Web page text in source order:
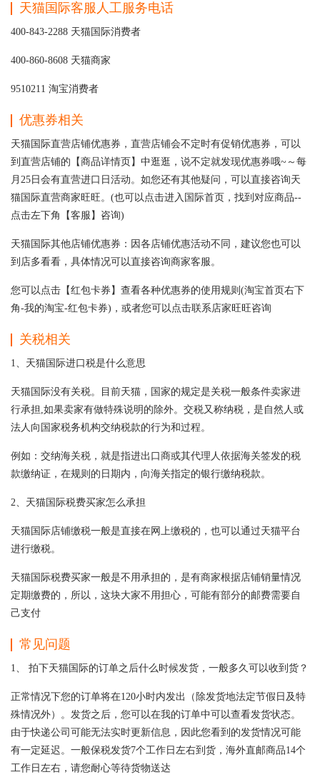
天猫国际客服人工服务电话
400-843-2288 天猫国际消费者
400-860-8608 天猫商家
9510211 淘宝消费者
优惠券相关
天猫国际直营店铺优惠券，直营店铺会不定时有促销优惠券，可以
到直营店铺的【商品详情页】中逛逛，说不定就发现优惠券哦~～每
月25日会有直营进口日活动。如您还有其他疑问，可以直接咨询天
猫国际直营商家旺旺。(也可以点击进入国际首页，找到对应商品--
点击左下角【客服】咨询)
天猫国际其他店铺优惠券：因各店铺优惠活动不同，建议您也可以
到店多看看，具体情况可以直接咨询商家客服。
您可以点击【红包卡券】查看各种优惠券的使用规则(淘宝首页右下
角-我的淘宝-红包卡券)，或者您可以点击联系店家旺旺咨询
关税相关
1、天猫国际进口税是什么意思
天猫国际没有关税。目前天猫，国家的规定是关税一般条件卖家进
行承担,如果卖家有做特殊说明的除外。交税又称纳税，是自然人或
法人向国家税务机构交纳税款的行为和过程。
例如：交纳海关税，就是指进出口商或其代理人依据海关签发的税
款缴纳证，在规则的日期内，向海关指定的银行缴纳税款。
2、天猫国际税费买家怎么承担
天猫国际店铺缴税一般是直接在网上缴税的，也可以通过天猫平台
进行缴税。
天猫国际税费买家一般是不用承担的，是有商家根据店铺销量情况
定期缴费的，所以，这块大家不用担心，可能有部分的邮费需要自
己支付
常见问题
1、 拍下天猫国际的订单之后什么时候发货，一般多久可以收到货？
正常情况下您的订单将在120小时内发出（除发货地法定节假日及特
殊情况外）。发货之后，您可以在我的订单中可以查看发货状态。
由于快递公司可能无法实时更新信息，因此您看到的发货情况可能
有一定延迟。一般保税发货7个工作日左右到货，海外直邮商品14个
工作日左右，请您耐心等待货物送达